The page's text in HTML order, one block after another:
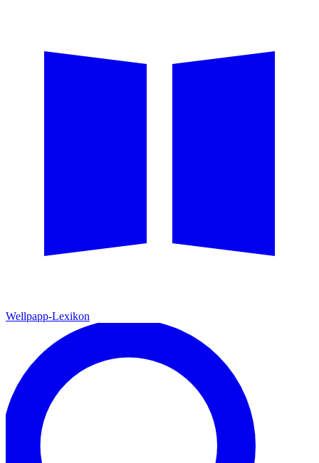
Wellpapp-Lexikon